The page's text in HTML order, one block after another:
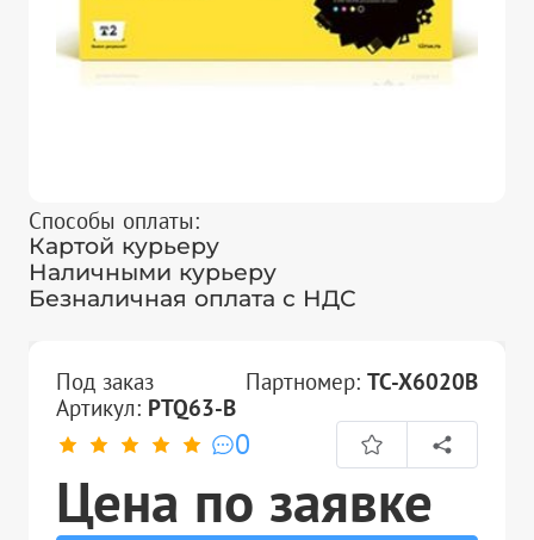
Способы оплаты:
Картой курьеру
Наличными курьеру
Безналичная оплата с НДС
Под заказ Партномер: TC-X6020B
Артикул: PTQ63-B
0
Цена по заявке